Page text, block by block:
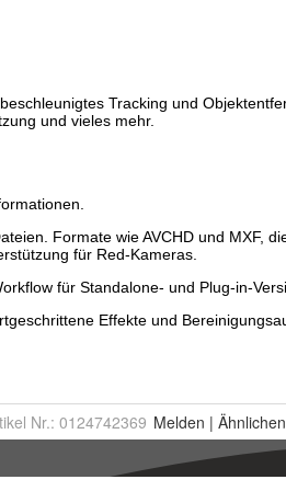
Nr.: 0124742369 Melden | Ähnlichen